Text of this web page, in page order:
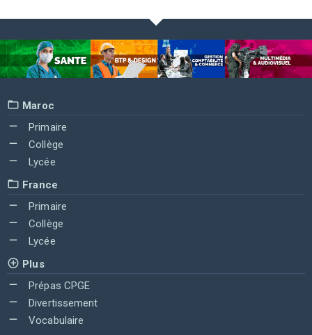
Maroc
Primaire
Collège
Lycée
France
Primaire
Collège
Lycée
Plus
Prépas CPGE
Divertissement
Vocabulaire